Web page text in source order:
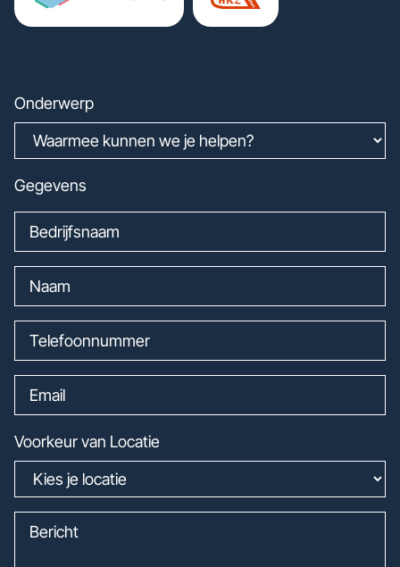
Onderwerp
Gegevens
Voorkeur van Locatie